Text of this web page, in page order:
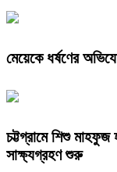
মেয়েকে ধর্ষণের
চট্টগ্রামে শিশু
সাক্ষ্যগ্রহণ শুরু